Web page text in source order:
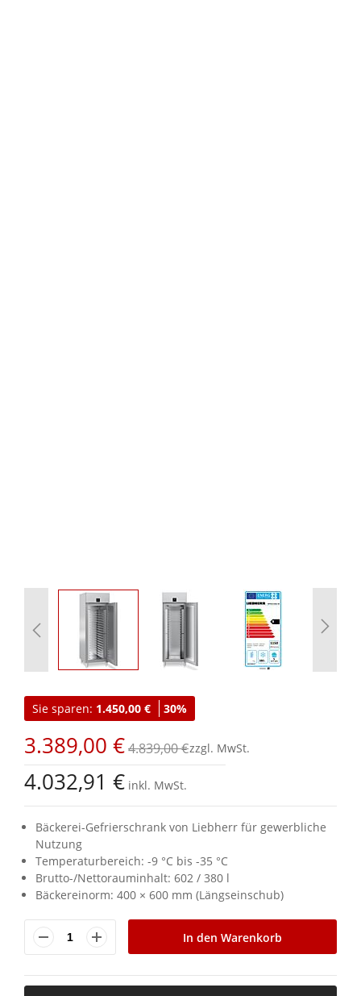
Anfang
der
springen
Sie sparen: 1.450,00 € 30%
3.389,00 €4.839,00 €
4.032,91 € inkl. MwSt.
Bäckerei-Gefrierschrank von Liebherr für gewerbliche
Nutzung
Temperaturbereich: -9 °C bis -35 °C
Brutto-/Nettorauminhalt: 602 / 380 l
Bäckereinorm: 400 × 600 mm (Längseinschub)
In den Warenkorb